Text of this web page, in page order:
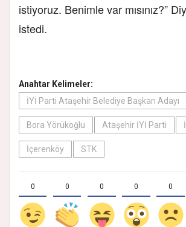
istiyoruz. Benimle var mısınız?”
istedi.
Anahtar Kelimeler:
İYİ Parti Ataşehir Belediye Başkan Adayı
Bora Yörükoğlu Ataşehir İYİ Parti
İçerenköy STK
0 0 0 0 0